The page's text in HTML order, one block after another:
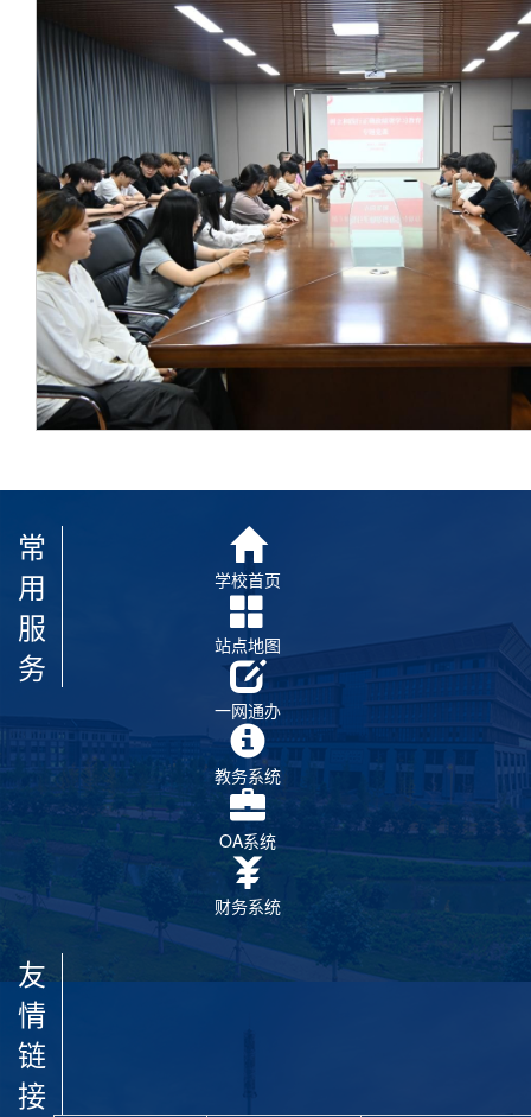
常
用
服
务
学校首页
站点地图
一网通办
教务系统
OA系统
财务系统
友
情
链
接